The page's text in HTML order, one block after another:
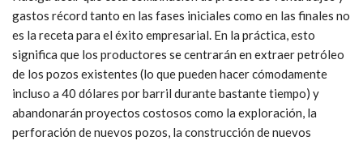
gastos récord tanto en las fases iniciales como en las finales no
es la receta para el éxito empresarial. En la práctica, esto
significa que los productores se centrarán en extraer petróleo
de los pozos existentes (lo que pueden hacer cómodamente
incluso a 40 dólares por barril durante bastante tiempo) y
abandonarán proyectos costosos como la exploración, la
perforación de nuevos pozos, la construcción de nuevos